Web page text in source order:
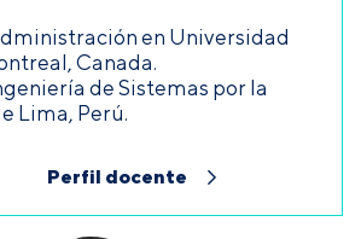
en Universidad
Canada.
de Sistemas por la
Lima, Perú.
Perfil docente